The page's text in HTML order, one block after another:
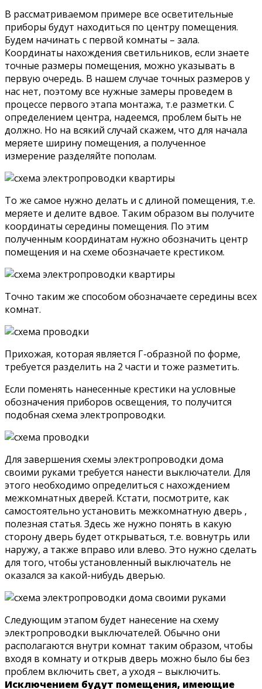
В рассматриваемом примере все осветительные
приборы будут находиться по центру помещения.
Будем начинать с первой комнаты – зала.
Координаты нахождения светильников, если знаете
точные размеры помещения, можно указывать в
первую очередь. В нашем случае точных размеров у
нас нет, поэтому все нужные замеры проведем в
процессе первого этапа монтажа, т.е разметки. С
определением центра, надеемся, проблем быть не
должно. Но на всякий случай скажем, что для начала
меряете ширину помещения, а полученное
измерение разделяйте пополам.
То же самое нужно делать и с длиной помещения, т.е.
меряете и делите вдвое. Таким образом вы получите
координаты середины помещения. По этим
полученным координатам нужно обозначить центр
помещения и на схеме обозначаете крестиком.
Точно таким же способом обозначаете середины всех
комнат.
Прихожая, которая является Г-образной по форме,
требуется разделить на 2 части и тоже разметить.
Если поменять нанесенные крестики на условные
обозначения приборов освещения, то получится
подобная схема электропроводки.
Для завершения схемы электропроводки дома
своими руками требуется нанести выключатели. Для
этого необходимо определиться с нахождением
межкомнатных дверей. Кстати, посмотрите, как
самостоятельно установить межкомнатную дверь ,
полезная статья. Здесь же нужно понять в какую
сторону дверь будет открываться, т.е. вовнутрь или
наружу, а также вправо или влево. Это нужно сделать
для того, чтобы установленный выключатель не
оказался за какой-нибудь дверью.
Следующим этапом будет нанесение на схему
электропроводки выключателей. Обычно они
располагаются внутри комнат таким образом, чтобы
входя в комнату и открыв дверь можно было бы без
проблем включить свет, а уходя – выключить.
Исключением будут помещения, имеющие